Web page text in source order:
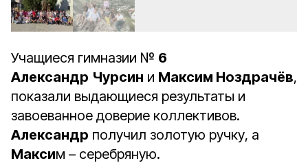
Учащиеся гимназии № 6
Александр Чурсин и Максим Ноздрачёв,
показали выдающиеся результаты и
завоеванное доверие коллективов.
Александр получил золотую ручку, а
Максим – серебряную.